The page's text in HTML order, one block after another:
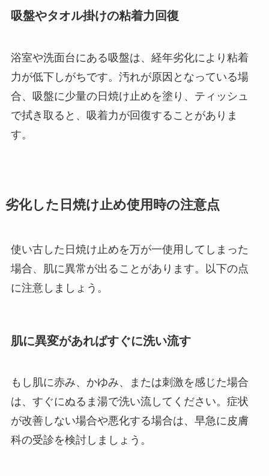
吸盤やタオル掛けの粘着力回復
浴室や洗面台にある吸盤は、経年劣化により粘着
力が低下しがちです。汚れが原因となっている場
合、吸盤に少量の日焼け止めを塗り、ティッシュ
で拭き取ると、吸着力が回復することがありま
す。
劣化した日焼け止め使用時の注意点
使い古した日焼け止めを万が一使用してしまった
場合、肌に異常が出ることがあります。以下の点
に注意しましょう。
肌に異変があればすぐに洗い流す
もし肌に赤み、かゆみ、または刺激を感じた場合
は、すぐにぬるま湯で洗い流してください。症状
が改善しない場合や悪化する場合は、早急に皮膚
科の受診を検討しましょう。